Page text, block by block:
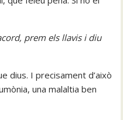
prem els llavis i diu
dius. I precisament d’això
una malaltia ben